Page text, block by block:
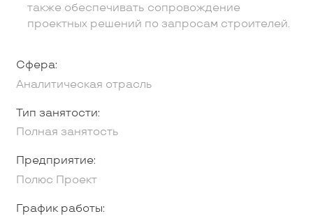
также обеспечивать сопровождение
проектных решений по запросам строителей.
Сфера:
Аналитическая отрасль
Тип занятости:
Полная занятость
Предприятие:
Полюс Проект
График работы: